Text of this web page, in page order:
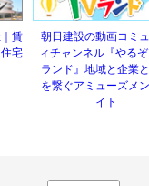
賃
宅
朝日建設の動画コミ
ィチャンネル『やる
ランド』地域と企業
を繋ぐアミューズメ
イト